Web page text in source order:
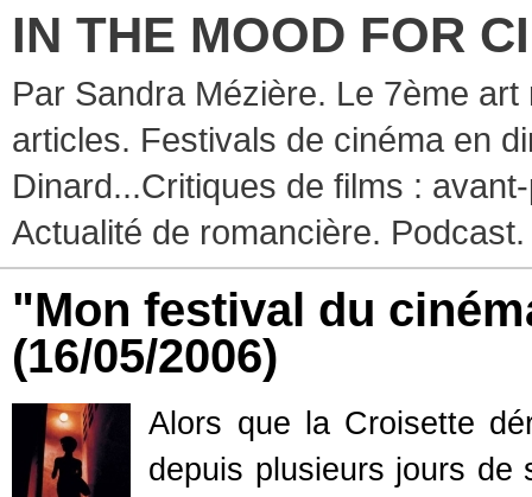
IN THE MOOD FOR
Par Sandra Mézière. Le 7ème
articles. Festivals de cinéma en
Dinard...Critiques de films :
Actualité de romancière. Podcast.
"Mon festival du
(16/05/2006)
Alors que la Croisette
depuis plusieurs jours de